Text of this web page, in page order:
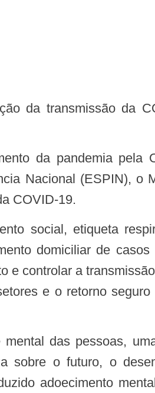
Nacional (ESPIN), o
COVID-19.
domiciliar de casos
e controlar a
e o retorno
sobre o futuro, o
adoecimento